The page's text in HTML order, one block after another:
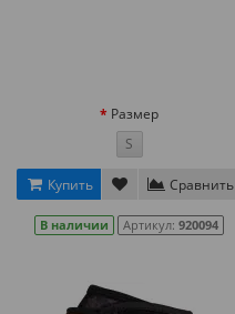
Размер
S
Купить Сравнить
В наличии Артикул:920094